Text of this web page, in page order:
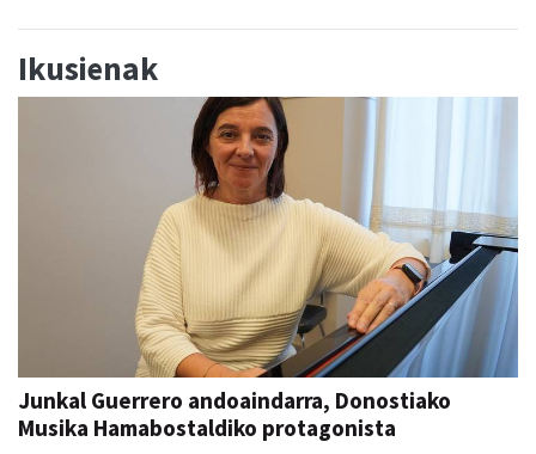
Ikusienak
Junkal Guerrero andoaindarra, Donostiako
Musika Hamabostaldiko protagonista